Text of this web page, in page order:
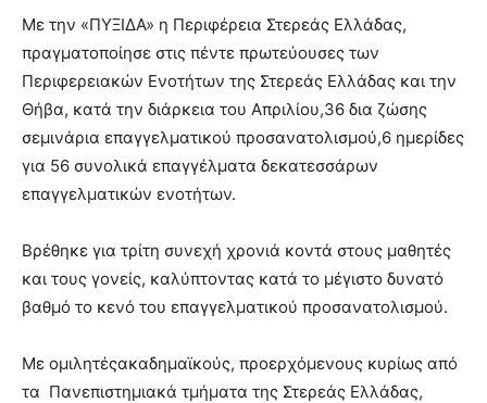
Με την «ΠΥΞΙΔΑ» η Περιφέρεια Στερεάς Ελλάδας,
πραγματοποίησε στις πέντε πρωτεύουσες των
Περιφερειακών Ενοτήτων της Στερεάς Ελλάδας και την
Θήβα, κατά την διάρκεια του Απριλίου,36 δια ζώσης
σεμινάρια επαγγελματικού προσανατολισμού,6 ημερίδες
για 56 συνολικά επαγγέλματα δεκατεσσάρων
επαγγελματικών ενοτήτων.
Βρέθηκε για τρίτη συνεχή χρονιά κοντά στους μαθητές
και τους γονείς, καλύπτοντας κατά το μέγιστο δυνατό
βαθμό το κενό του επαγγελματικού προσανατολισμού.
Με ομιλητέςακαδημαϊκούς, προερχόμενους κυρίως από
τα Πανεπιστημιακά τμήματα της Στερεάς Ελλάδας,